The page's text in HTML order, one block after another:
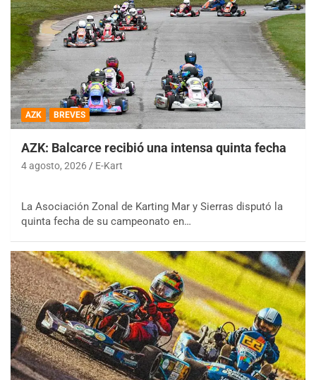
AZK BREVES
AZK: Balcarce recibió una intensa quinta fecha
4 agosto, 2026 E-Kart
La Asociación Zonal de Karting Mar y Sierras disputó la
quinta fecha de su campeonato en…